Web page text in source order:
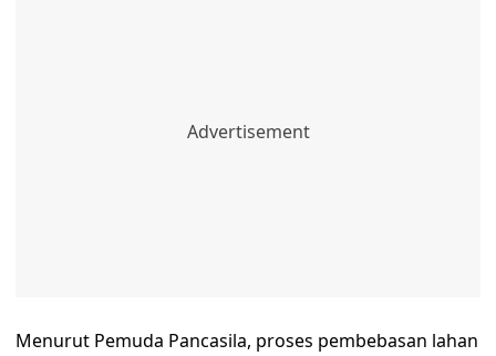
Menurut Pemuda Pancasila, proses pembebasan lahan